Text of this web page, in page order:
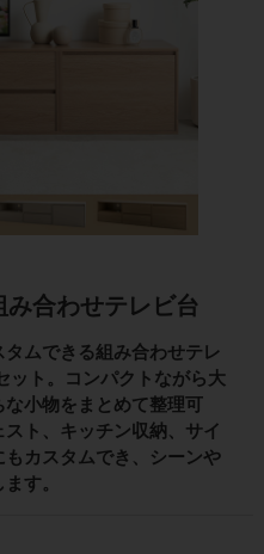
み合わせテレビ台
ムできる組み合わせテレ
ット。コンパクトながら大
小物をまとめて整理可
ト、キッチン収納、サイ
もカスタムでき、シーンや
す。